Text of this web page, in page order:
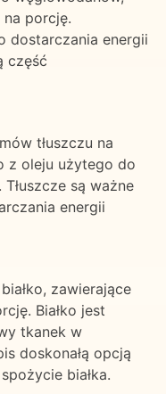
porcję.
dostarczania energii
część
tłuszczu na
z oleju użytego do
są ważne
energii
zawierające
Białko jest
tkanek w
doskonałą opcją
białka.